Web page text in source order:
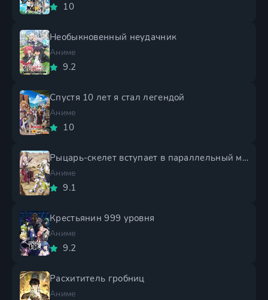
10
Необыкновенный неудачник
Аниме
9.2
Спустя 10 лет я стал легендой
Аниме
10
Рыцарь-скелет вступает в параллельный мир 2 сезон
Аниме
9.1
Крестьянин 999 уровня
Аниме
9.2
Расхититель гробниц
Аниме